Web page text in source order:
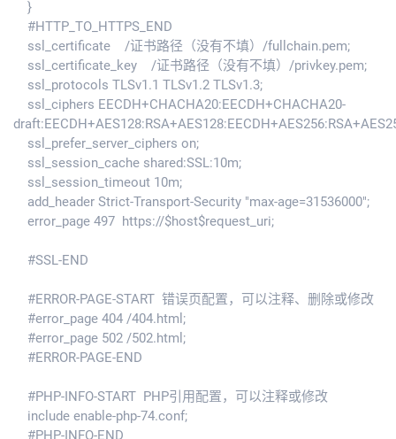
}
#HTTP_TO_HTTPS_END
ssl_certificate /证书路径（没有不填）/fullchain.pem;
ssl_certificate_key /证书路径（没有不填）/privkey.pem;
ssl_protocols TLSv1.1 TLSv1.2 TLSv1.3;
ssl_ciphers EECDH+CHACHA20:EECDH+CHACHA20-
ssl_prefer_server_ciphers on;
ssl_session_cache shared:SSL:10m;
ssl_session_timeout 10m;
add_header Strict-Transport-Security "max-age=31536000";
error_page 497 https://$host$request_uri;
#SSL-END
#ERROR-PAGE-START 错误页配置，可以注释、删除或修改
#error_page 404 /404.html;
#error_page 502 /502.html;
#ERROR-PAGE-END
#PHP-INFO-START PHP引用配置，可以注释或修改
include enable-php-74.conf;
#PHP-INFO-END